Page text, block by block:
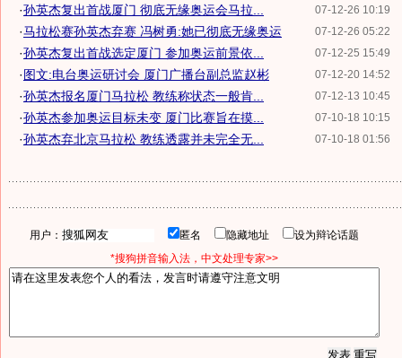
07-12-26 10:19
·孙英杰复出首战厦门 彻底无缘奥运会马拉...
07-12-26 05:22
·马拉松赛孙英杰弃赛 冯树勇:她已彻底无缘奥运
07-12-25 15:49
·孙英杰复出首战选定厦门 参加奥运前景依...
07-12-20 14:52
·图文:电台奥运研讨会 厦门广播台副总监赵彬
07-12-13 10:45
·孙英杰报名厦门马拉松 教练称状态一般肯...
07-10-18 10:15
·孙英杰参加奥运目标未变 厦门比赛旨在摸...
07-10-18 01:56
·孙英杰弃北京马拉松 教练透露并未完全无...
用户： 匿名 隐藏地址
设为辩论话题
*搜狗拼音输入法，中文处理专家>>